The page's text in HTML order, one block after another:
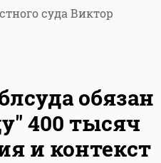
суда Виктор
обязан
400 тысяч
и контекст